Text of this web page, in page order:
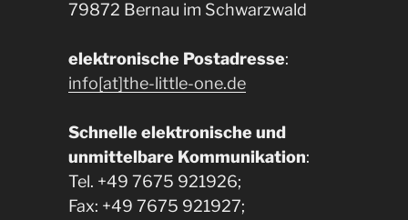
79872 Bernau im Schwarzwald
elektronische Postadresse:
info[at]the-little-one.de
Schnelle elektronische und
unmittelbare Kommunikation:
Tel. +49 7675 921926;
Fax: +49 7675 921927;